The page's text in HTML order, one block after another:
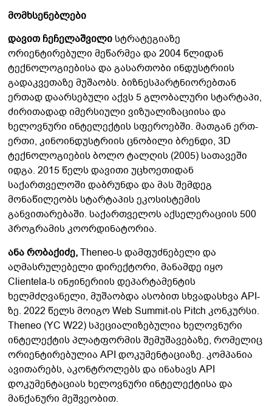
მომხსენებლები
დავით ჩეჩელაშვილი სტრატეგიაზე
ორიენტირებული მეწარმეა და 2004 წლიდან
ტექნოლოგიებისა და გასართობი ინდუსტრიის
გადაკვეთაზე მუშაობს. ბიზნესპარტნიორებთან
ერთად დაარსებული აქვს 5 გლობალური სტარტაპი,
ძირითადად იმერსიული ვიზუალიზაციისა და
ხელოვნური ინტელექტის სფეროებში. მათგან ერთ-
ერთი, კინოინდუსტრიის ცნობილი ბრენდი, 3D
ტექნოლოგიების ბოლო ტალღის (2005) სათავეში
იდგა. 2015 წელს დავითი უცხოეთიდან
საქართველოში დაბრუნდა და მას შემდეგ
მონაწილეობს სტარტაპის ეკოსისტემის
განვითარებაში. საქართველოს აქსელერაციის 500
პროგრამის კოორდინატორია.
ანა რობაქიძე,Theneo-ს დამფუძნებელი და
აღმასრულებელი დირექტორი, მანამდე იყო
Clientela-ს ინჟინერიის დეპარტამენტის
ხელმძღვანელი, მუშაობდა ასობით სხვადასხვა API-
ზე. 2022 წელს მოიგო Web Summit-ის Pitch კონკურსი.
Theneo (YC W22) სპეციალიზებულია ხელოვნური
ინტელექტის პლატფორმის შემუშავებაზე, რომელიც
ორიენტირებულია API დოკუმენტაციაზე. კომპანია
ავითარებს, აკონტროლებს და ინახავს API
დოკუმენტაციას ხელოვნური ინტელექტისა და
მანქანური მეშვეობით.